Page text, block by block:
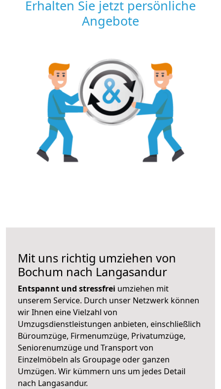
Erhalten Sie jetzt persönliche
Angebote
Mit uns richtig umziehen von
Bochum nach Langasandur
Entspannt und stressfrei umziehen mit
unserem Service. Durch unser Netzwerk können
wir Ihnen eine Vielzahl von
Umzugsdienstleistungen anbieten, einschließlich
Büroumzüge, Firmenumzüge, Privatumzüge,
Seniorenumzüge und Transport von
Einzelmöbeln als Groupage oder ganzen
Umzügen. Wir kümmern uns um jedes Detail
nach Langasandur.